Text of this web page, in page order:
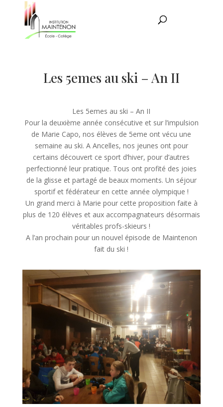
Les 5emes au ski – An II
Les 5emes au ski – An II
Pour la deuxième année consécutive et sur l’impulsion
de Marie Capo, nos élèves de 5eme ont vécu une
semaine au ski. A Ancelles, nos jeunes ont pour
certains découvert ce sport d’hiver, pour d’autres
perfectionné leur pratique. Tous ont profité des joies
de la glisse et partagé de beaux moments. Un séjour
sportif et fédérateur en cette année olympique !
Un grand merci à Marie pour cette proposition faite à
plus de 120 élèves et aux accompagnateurs désormais
véritables profs-skieurs !
A l’an prochain pour un nouvel épisode de Maintenon
fait du ski !